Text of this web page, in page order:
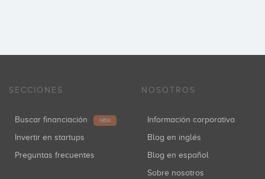
SECCIONES
Buscar financiación NEW
Invertir en startups
Preguntas frecuentes
NOSOTROS
Información corporativa
Blog en inglés
Blog en español
Sobre nosotros